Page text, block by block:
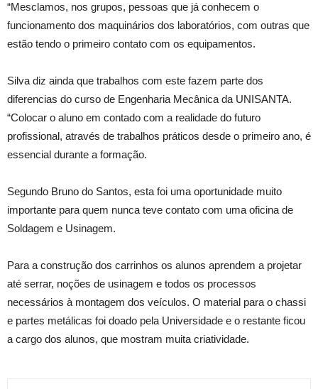
“Mesclamos, nos grupos, pessoas que já conhecem o
funcionamento dos maquinários dos laboratórios, com outras que
estão tendo o primeiro contato com os equipamentos.
Silva diz ainda que trabalhos com este fazem parte dos
diferencias do curso de Engenharia Mecânica da UNISANTA.
“Colocar o aluno em contado com a realidade do futuro
profissional, através de trabalhos práticos desde o primeiro ano, é
essencial durante a formação.
Segundo Bruno do Santos, esta foi uma oportunidade muito
importante para quem nunca teve contato com uma oficina de
Soldagem e Usinagem.
Para a construção dos carrinhos os alunos aprendem a projetar
até serrar, noções de usinagem e todos os processos
necessários à montagem dos veículos. O material para o chassi
e partes metálicas foi doado pela Universidade e o restante ficou
a cargo dos alunos, que mostram muita criatividade.